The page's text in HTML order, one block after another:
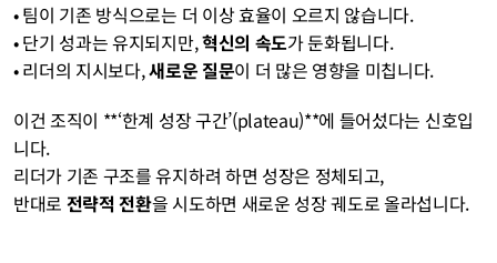
• 팀이 기존 방식으로는 더 이상 효율이 오르지 않습니다.
• 단기 성과는 유지되지만, 혁신의 속도가 둔화됩니다.
• 리더의 지시보다, 새로운 질문이 더 많은 영향을 미칩니다.
이건 조직이 **‘한계 성장 구간’(plateau)**에 들어섰다는 신호입
니다.
리더가 기존 구조를 유지하려 하면 성장은 정체되고,
반대로 전략적 전환을 시도하면 새로운 성장 궤도로 올라섭니다.